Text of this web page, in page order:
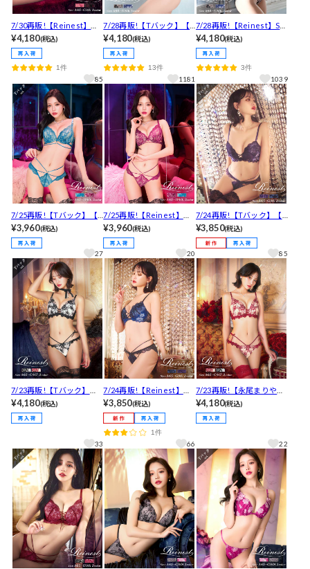
7/30再販!【Reinest】ク
イーンベリーハートブラ
ジャー&バック透けフルバ
ックショーツ [推し]
¥4,180(税込)
1件
85
7/28再販!【Tバック】【R
einest】SEXYレース花柄
ブラジャー&バック透けT
バックショーツ[推し]
¥4,180(税込)
13件
1181
7/28再販!【Reinest】SE
XYレース花柄ブラジャー
&バック透けフルバックシ
ョーツ[推し]
¥4,180(税込)
3件
1039
7/25再販!【Tバック】【R
einest】センシュアルレ
ーシィコードブラジャー&
バック透けTバックショー
ツ[推し]
¥3,960(税込)
27
7/25再販!【Reinest】セ
ンシュアルレーシィコー
ドブラジャー&バック透け
フルバックショーツ[推し]
¥3,960(税込)
20
7/24再販!【Tバック】【R
einest】【永尾まりや着
用】ボタニカルレースア
ップカットブラジャー&バ
ック透けTバックショーツ
[推し]
¥3,850(税込)
85
7/23再販!【Tバック】
【永尾まりや着用】【Rei
nest】ラディアントブロ
ッサムブラジャー&バック
人気］
¥4,180(税込)
33
7/24再販!【Reinest】
【永尾まりや着用】ボタ
ニカルレースアップカッ
トブラジャー&バック透け
フルバックショーツ[推し]
¥3,850(税込)
1件
66
7/23再販!【永尾まりや着
用】【Reinest】ラディア
ントブロッサムブラジャ
ー&バック透けフルバック
¥4,180(税込)
22